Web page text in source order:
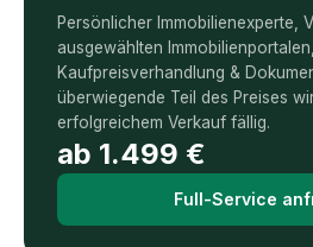
Persönlicher Immobilienexperte,
ausgewählten Immobilienportalen,
Kaufpreisverhandlung &
überwiegende Teil des Preises
erfolgreichem Verkauf fällig.
ab 1.499 €
Full-Service